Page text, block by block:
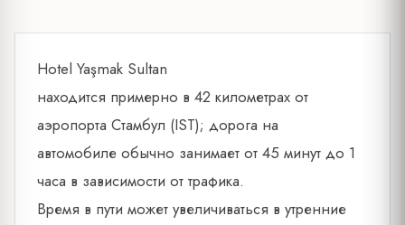
Hotel Yaşmak Sultan
находится примерно в 42 километрах от
аэропорта Стамбул (IST); дорога на
автомобиле обычно занимает от 45 минут до 1
часа в зависимости от трафика.
Время в пути может увеличиваться в утренние